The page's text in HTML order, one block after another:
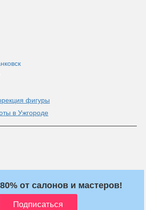
фигуры
в Ужгороде
от салонов и мастеров!